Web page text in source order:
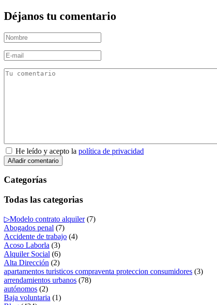
Déjanos tu comentario
He leído y acepto la política de privacidad
Categorías
Todas las categorias
▷Modelo contrato alquiler(7)
Abogados penal (7)
Accidente de trabajo (4)
Acoso Laborla (3)
Alquiler Social (6)
Alta Dirección (2)
apartamentos turisticos compraventa proteccion consumidores (3)
arrendamientos urbanos (78)
autónomos (2)
Baja voluntaria (1)